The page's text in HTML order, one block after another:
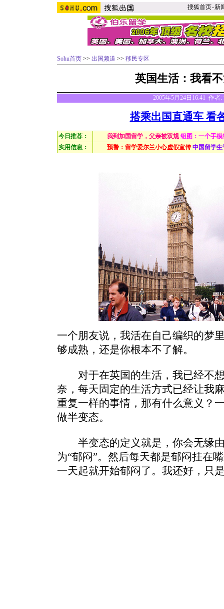
搜狐首页-新
Sohu首页 >> 出国频道 >> 移民专区
英国生活：我看
2005年5月24日16:41 作
搭乘出国直通车 看
今日推荐： 我到加国留学，父亲被双规 组图：一个手
实用信息：
预警：留学爱尔兰小心虚假宣传 中国留学
一个朋友说，我活在自己编织的梦
够成熟，还是你根本不了解。
对于在英国的生活，我已经不想
奈，每天固定的生活方式已经让我
重复一样的事情，那有什么意义？
做半变态。
半变态的定义就是，你会无缘由
为“郁闷”。然后每天都是郁闷挂在
一天起就开始郁闷了。我还好，只